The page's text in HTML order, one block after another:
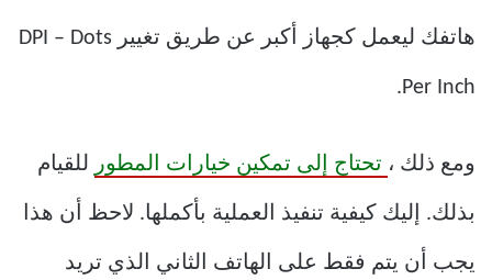
هاتفك ليعمل كجهاز أكبر عن طريق تغيير DPI – Dots
Per Inch.
ومع ذلك ، تحتاج إلى تمكين خيارات المطور للقيام
بذلك. إليك كيفية تنفيذ العملية بأكملها. لاحظ أن هذا
يجب أن يتم فقط على الهاتف الثاني الذي تريد